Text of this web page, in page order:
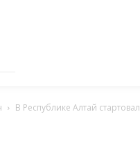
В Республике Алтай